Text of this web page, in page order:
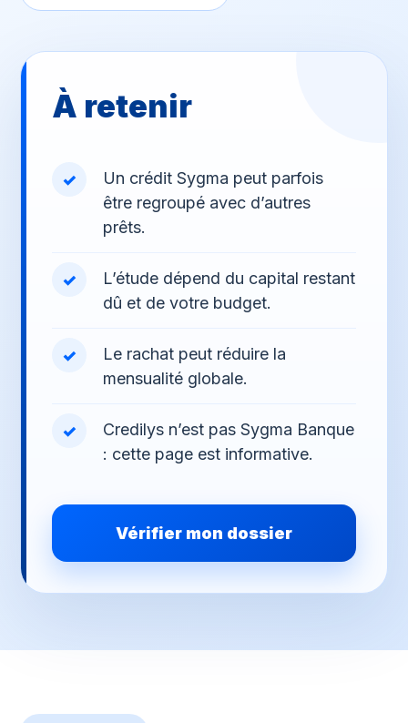
À retenir
Un crédit Sygma peut parfois
être regroupé avec d’autres
prêts.
L’étude dépend du capital restant
dû et de votre budget.
Le rachat peut réduire la
mensualité globale.
Credilys n’est pas Sygma Banque
: cette page est informative.
Vérifier mon dossier